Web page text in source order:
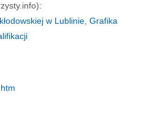
w Lublinie, Grafika